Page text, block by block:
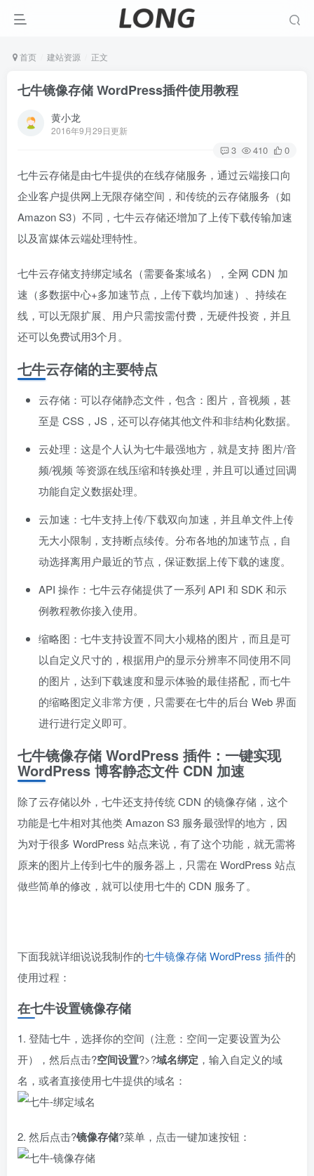
首页 建站资源 正文
七牛镜像存储 WordPress插件使用教程
黄小龙
2016年9月29日更新
3 410 0
七牛云存储是由七牛提供的在线存储服务，通过云端接口向
企业客户提供网上无限存储空间，和传统的云存储服务（如
Amazon S3）不同，七牛云存储还增加了上传下载传输加速
以及富媒体云端处理特性。
七牛云存储支持绑定域名（需要备案域名），全网 CDN 加
速（多数据中心+多加速节点，上传下载均加速）、持续在
线，可以无限扩展、用户只需按需付费，无硬件投资，并且
还可以免费试用3个月。
七牛云存储的主要特点
云存储：可以存储静态文件，包含：图片，音视频，甚
至是 CSS，JS，还可以存储其他文件和非结构化数据。
云处理：这是个人认为七牛最强地方，就是支持 图片/音
频/视频 等资源在线压缩和转换处理，并且可以通过回调
功能自定义数据处理。
云加速：七牛支持上传/下载双向加速，并且单文件上传
无大小限制，支持断点续传。分布各地的加速节点，自
动选择离用户最近的节点，保证数据上传下载的速度。
API 操作：七牛云存储提供了一系列 API 和 SDK 和示
例教程教你接入使用。
缩略图：七牛支持设置不同大小规格的图片，而且是可
以自定义尺寸的，根据用户的显示分辨率不同使用不同
的图片，达到下载速度和显示体验的最佳搭配，而七牛
的缩略图定义非常方便，只需要在七牛的后台 Web 界面
进行进行定义即可。
七牛镜像存储 WordPress 插件：一键实现
WordPress 博客静态文件 CDN 加速
除了云存储以外，七牛还支持传统 CDN 的镜像存储，这个
功能是七牛相对其他类 Amazon S3 服务最强悍的地方，因
为对于很多 WordPress 站点来说，有了这个功能，就无需将
原来的图片上传到七牛的服务器上，只需在 WordPress 站点
做些简单的修改，就可以使用七牛的 CDN 服务了。
下面我就详细说说我制作的七牛镜像存储 WordPress 插件的
使用过程：
在七牛设置镜像存储
1. 登陆七牛，选择你的空间（注意：空间一定要设置为公
开），然后点击?空间设置?>?域名绑定 ，输入自定义的域
名，或者直接使用七牛提供的域名：
2. 然后点击?镜像存储?菜单，点击一键加速按钮：